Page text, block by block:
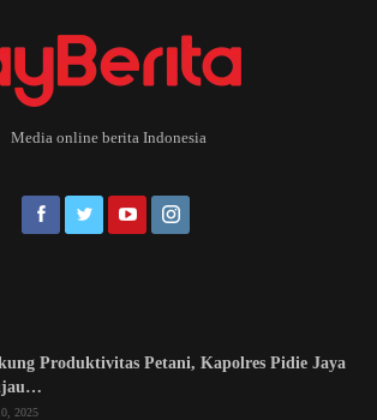
Media online berita Indonesia
Produktivitas Petani, Kapolres Pidie Jaya
2025